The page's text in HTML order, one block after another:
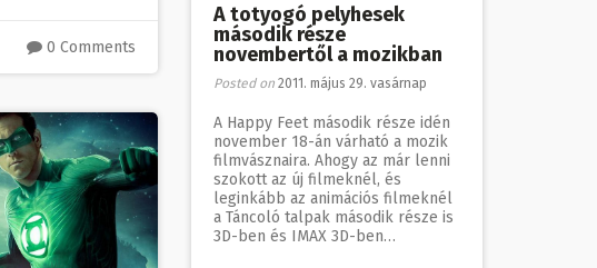
0 Comments
A totyogó pelyhesek
második része
novembertől a mozikban
Posted on 2011. május 29. vasárnap
A Happy Feet második része idén
november 18-án várható a mozik
filmvásznaira. Ahogy az már lenni
szokott az új filmeknél, és
leginkább az animációs filmeknél
a Táncoló talpak második része is
3D-ben és IMAX 3D-ben…